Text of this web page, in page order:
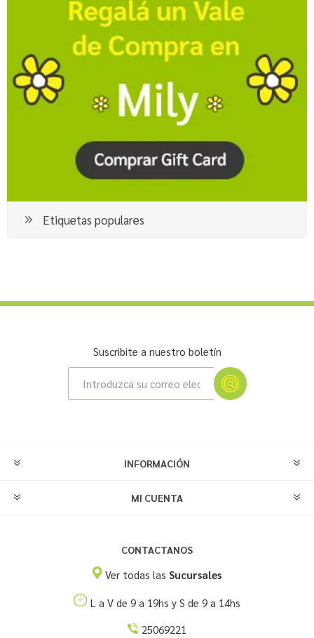
Etiquetas populares
Suscribite a nuestro boletín
INFORMACIÓN
MI CUENTA
CONTACTANOS
Ver todas las Sucursales
L a V de 9 a 19hs y S de 9 a 14hs
25069221